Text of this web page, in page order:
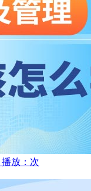
播放：次